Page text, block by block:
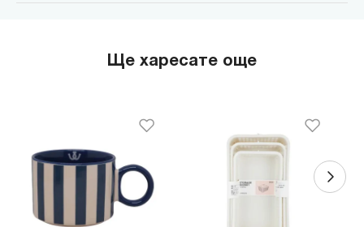
MINISO Сердика Център
гр. София, бул."Околовръстен път" №214, София Ринг Мол, ниво
MINISO Денкоглу
гр. София, ул."Денкоглу" №44
MINISO Витоша
гр. София, бул."Витоша" №57
Ще харесате още